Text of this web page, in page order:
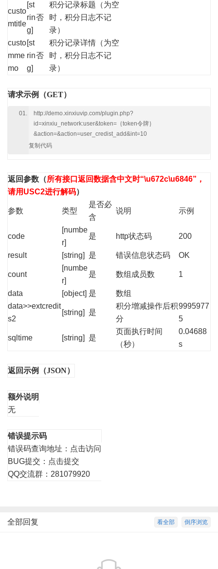
custo
mtitle
[st
rin
g]
否
积分记录标题（为空
时，积分日志不记
录）
custo
mme
mo
[st
rin
g]
否
积分记录详情（为空
时，积分日志不记
录）
请求示例（GET）
http://demo.xinxiuvip.com/plugin.php?
id=xinxiu_network:user&token=｛token令牌｝
&action=&action=user_credist_add&int=10
复制代码
返回参数 （所有接口返回数据含中文时“\u672c\u6846”，
请用USC2进行解码）
参数 类型
是否必
含
说明 示例
code
[numbe
r]
是 http状态码 200
result [string] 是 错误信息状态码 OK
count
[numbe
r]
是 数组成员数 1
data [object] 是
数组
data>>extcredit
s2
[string] 是
积分增减操作后积
分
9995977
5
sqltime [string] 是
页面执行时间
（秒）
0.04688
s
返回示例（JSON）
额外说明
无
错误提示码
错误码查询地址： 点击访问
BUG提交： 点击提交
QQ交流群：281079920
倒序浏览
看全部
全部回复